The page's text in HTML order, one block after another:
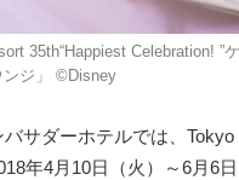
35th“Happiest Celebration!
ンジ」 ©︎Disney
サダーホテルでは、
年4月10日（火）～6月6